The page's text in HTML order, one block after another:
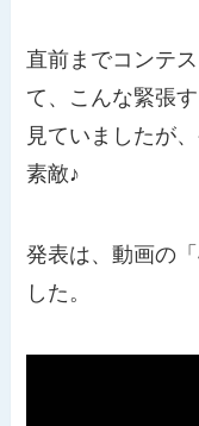
直前までコンテ
て、こんな緊張
見ていましたが
素敵♪
発表は、動画の
した。